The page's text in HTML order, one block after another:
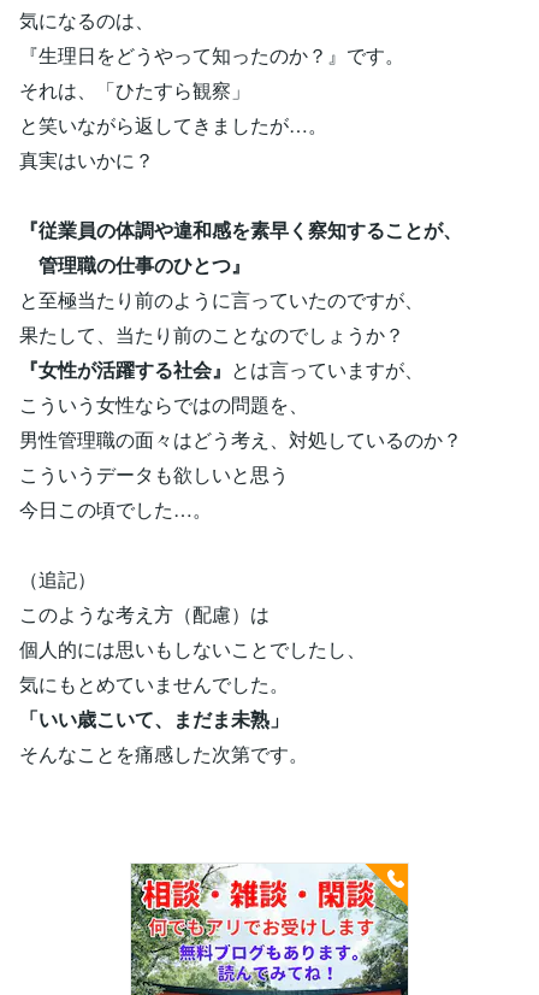
気になるのは、
『生理日をどうやって知ったのか？』です。
それは、「ひたすら観察」
と笑いながら返してきましたが…。
真実はいかに？
『従業員の体調や違和感を素早く察知することが、
管理職の仕事のひとつ』
と至極当たり前のように言っていたのですが、
果たして、当たり前のことなのでしょうか？
『女性が活躍する社会』 とは言っていますが、
こういう女性ならではの問題を、
男性管理職の面々はどう考え、対処しているのか？
こういうデータも欲しいと思う
今日この頃でした…。
（追記）
このような考え方（配慮）は
個人的には思いもしないことでしたし、
気にもとめていませんでした。
「いい歳こいて、まだま未熟」
そんなことを痛感した次第です。